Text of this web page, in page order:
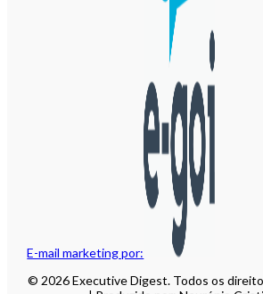
E-mail marketing por:
© 2026 Executive Digest. Todos os